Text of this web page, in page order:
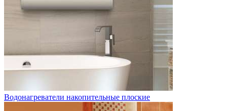
Водонагреватели накопительные плоские